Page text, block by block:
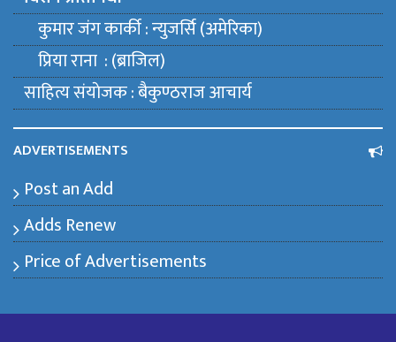
कुमार जंग कार्की : न्युजर्सि (अमेरिका)
प्रिया राना : (ब्राजिल)
साहित्य संयाेजक : बैकुण्ठराज आचार्य
ADVERTISEMENTS
Post an Add
Adds Renew
Price of Advertisements